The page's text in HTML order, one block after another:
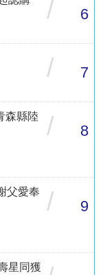
/ 6
/ 7
森縣陸
/ 8
父愛奉
/ 9
星同獲